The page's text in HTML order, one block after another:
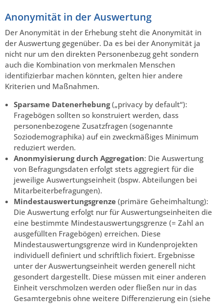
Anonymität in der Auswertung
Der Anonymität in der Erhebung steht die Anonymität in
der Auswertung gegenüber. Da es bei der Anonymität ja
nicht nur um den direkten Personenbezug geht sondern
auch die Kombination von merkmalen Menschen
identifizierbar machen könnten, gelten hier andere
Kriterien und Maßnahmen.
Sparsame Datenerhebung(„privacy by default“):
Fragebögen sollten so konstruiert werden, dass
personenbezogene Zusatzfragen (sogenannte
Soziodemographika) auf ein zweckmäßiges Minimum
reduziert werden.
Anonmyisierung durch Aggregation: Die Auswertung
von Befragungsdaten erfolgt stets aggregiert für die
jeweilige Auswertungseinheit (bspw. Abteilungen bei
Mitarbeiterbefragungen).
Mindestauswertungsgrenze (primäre Geheimhaltung):
Die Auswertung erfolgt nur für Auswertungseinheiten die
eine bestimmte Mindestauswertungsgrenze (= Zahl an
ausgefüllten Fragebögen) erreichen. Diese
Mindestauswertungsgrenze wird in Kundenprojekten
individuell definiert und schriftlich fixiert. Ergebnisse
unter der Auswertungseinheit werden generell nicht
gesondert dargestellt. Diese müssen mit einer anderen
Einheit verschmolzen werden oder fließen nur in das
Gesamtergebnis ohne weitere Differenzierung ein (siehe